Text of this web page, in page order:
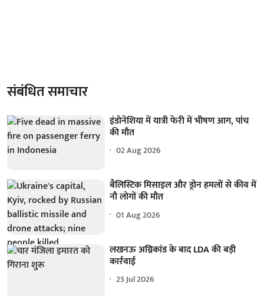
संबंधित समाचार
इंडोनेशिया में यात्री फेरी में भीषण आग, पांच
की मौत
02 Aug 2026
बैलिस्टिक मिसाइल और ड्रोन हमलों से कीव में
नौ लोगों की मौत
01 Aug 2026
लखनऊ अग्निकांड के बाद LDA की बड़ी
कार्रवाई
25 Jul 2026